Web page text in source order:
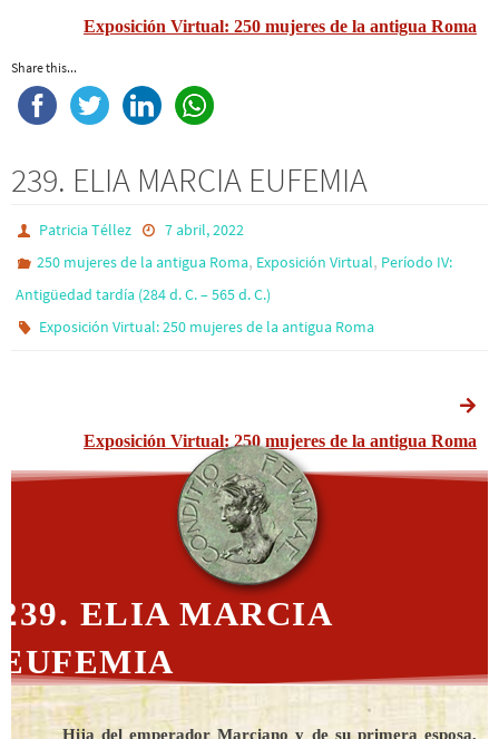
Exposición Virtual: 250 mujeres de la antigua Roma
Share this...
239. ELIA MARCIA EUFEMIA
Patricia Téllez
7 abril, 2022
250 mujeres de la antigua Roma, Exposición Virtual, Período IV:
Antigüedad tardía (284 d. C. – 565 d. C.)
Exposición Virtual: 250 mujeres de la antigua Roma
Exposición Virtual: 250 mujeres de la antigua Roma
239. ELIA MARCIA
EUFEMIA
Hija del emperador Marciano y de su primera esposa,